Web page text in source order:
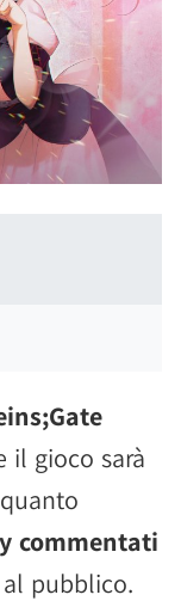
il gioco sarà
commentati
pubblico.